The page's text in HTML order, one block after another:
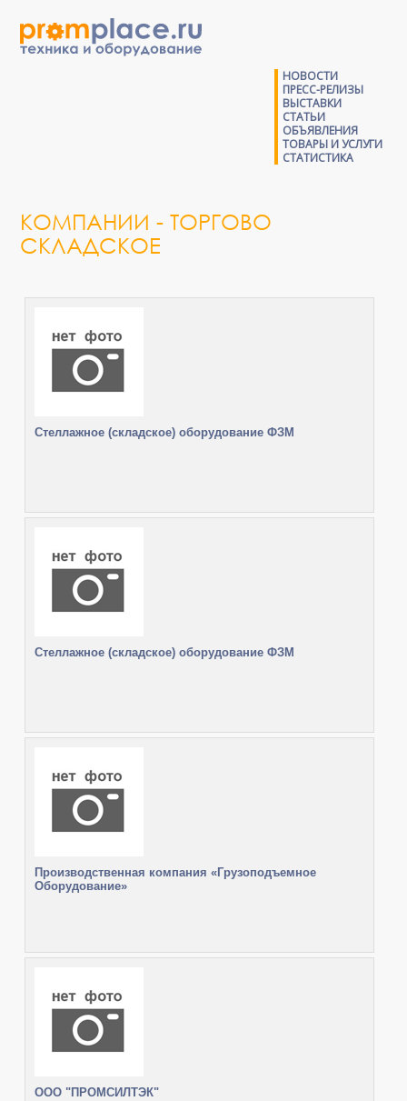
НОВОСТИ
ПРЕСС-РЕЛИЗЫ
ВЫСТАВКИ
СТАТЬИ
ОБЪЯВЛЕНИЯ
ТОВАРЫ И УСЛУГИ
СТАТИСТИКА
КОМПАНИИ - ТОРГОВО
СКЛАДСКОЕ
Стеллажное (складское) оборудование ФЗМ
Стеллажное (складское) оборудование ФЗМ
Производственная компания «Грузоподъемное
Оборудование»
ООО "ПРОМСИЛТЭК"